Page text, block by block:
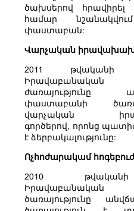
ծախսերով
համար
փաստաբան:
Վարչական
2011
փաստաբանի
վարչական
գործերով, որոնց
է ձերբակալությունը:
Ոչհոժարակամ
2010
ծառայությունը